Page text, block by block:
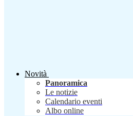
Novità
Panoramica
Le notizie
Calendario eventi
Albo online